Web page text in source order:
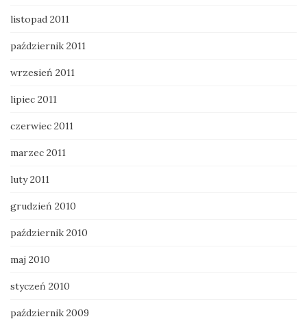
listopad 2011
październik 2011
wrzesień 2011
lipiec 2011
czerwiec 2011
marzec 2011
luty 2011
grudzień 2010
październik 2010
maj 2010
styczeń 2010
październik 2009